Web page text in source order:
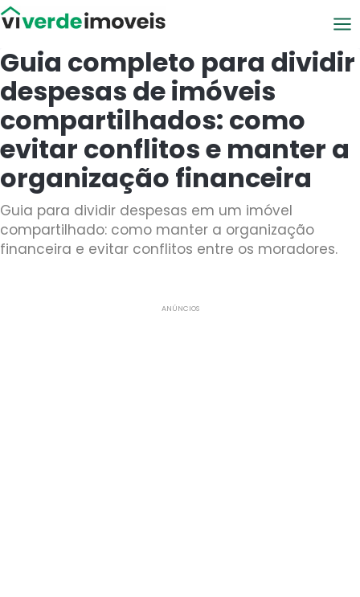
Viver de Imóveis
Guia completo para dividir
despesas de imóveis
compartilhados: como
evitar conflitos e manter a
organização financeira
Guia para dividir despesas em um imóvel
compartilhado: como manter a organização
financeira e evitar conflitos entre os moradores.
ANÚNCIOS